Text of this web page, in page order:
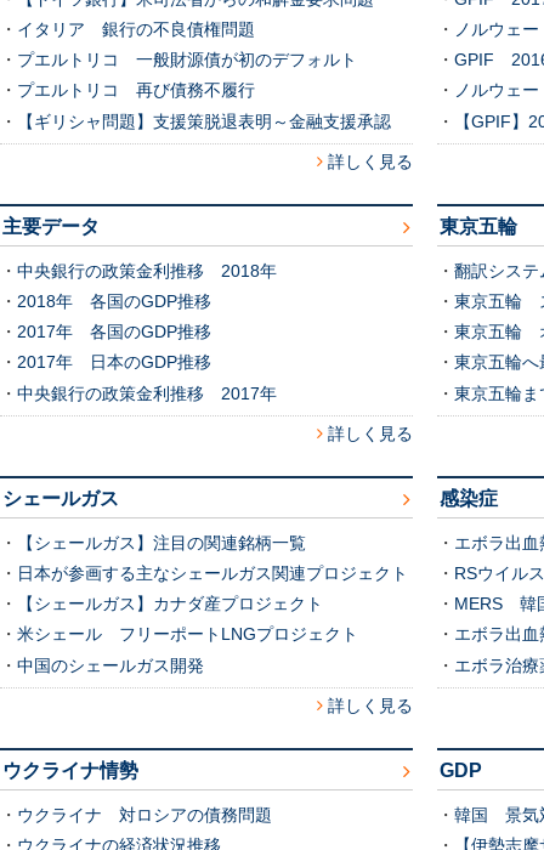
・ イタリア 銀行の不良債権問題
・ プエルトリコ 一般財源債が初のデフォルト
・ プエルトリコ 再び債務不履行
・
【ギリシャ問題】支援策脱退表明～金融支援承認
詳しく見る
・ ノルウェ
・ GPIF
・ ノルウェ
・
【GPIF】
主要データ
・ 中央銀行の政策金利推移 2018年
・ 2018年 各国のGDP推移
・ 2017年 各国のGDP推移
・ 2017年 日本のGDP推移
・ 中央銀行の政策金利推移 2017年
詳しく見る
東京五輪
・ 翻訳シス
・ 東京五輪
・ 東京五輪
・ 東京五輪へ
・ 東京五輪ま
シェールガス
・
【シェールガス】注目の関連銘柄一覧
・ 日本が参画する主なシェールガス関連プロジェクト
・
【シェールガス】カナダ産プロジェクト
・ 米シェール フリーポートLNGプロジェクト
・ 中国のシェールガス開発
詳しく見る
感染症
・ エボラ出
・ RSウイル
・ MERS 韓
・ エボラ出
・ エボラ治療
ウクライナ情勢
・ ウクライナ 対ロシアの債務問題
・ ウクライナの経済状況推移
GDP
・ 韓国 景気
・
【伊勢志